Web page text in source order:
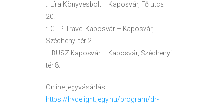
:: Líra Könyvesbolt – Kaposvár, Fő utca
20.
:: OTP Travel Kaposvár – Kaposvár,
Széchenyi tér 2.
:: IBUSZ Kaposvár – Kaposvár, Széchenyi
tér 8.
Online jegyvásárlás:
https://hydelight.jegy.hu/program/dr-